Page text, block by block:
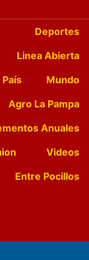
Deportes
Linea Abierta
País
Mundo
Agro La Pampa
Anuales
Videos
Entre Pocillos